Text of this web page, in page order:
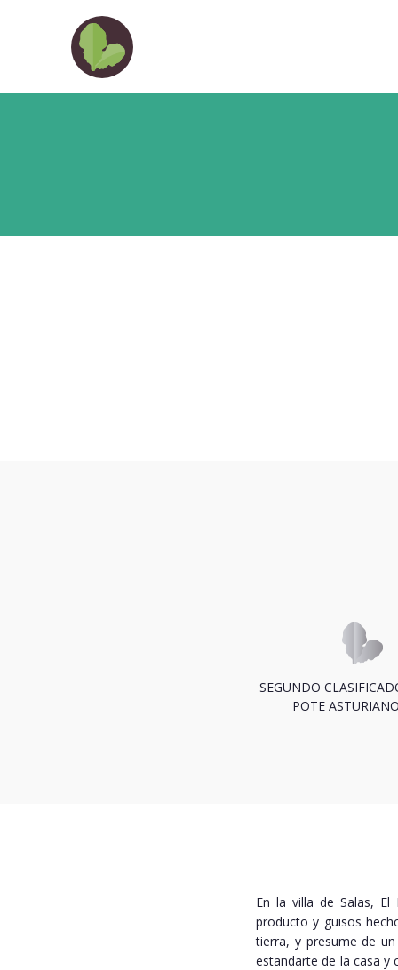
SEGUNDO
POTE
En la villa de Salas,
producto y guisos
tierra, y presume de
estandarte de la casa y